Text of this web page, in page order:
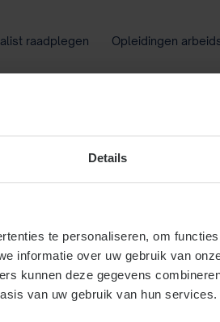
Details
te personaliseren, om
informatie over uw gebruik van
kunnen deze gegevens
van uw gebruik van hun services.
raadplegen Opleidingen